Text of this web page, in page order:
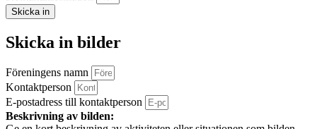
Skicka in
Skicka in bilder
Föreningens namn
Kontaktperson
E-postadress till kontaktperson
Beskrivning av bilden: